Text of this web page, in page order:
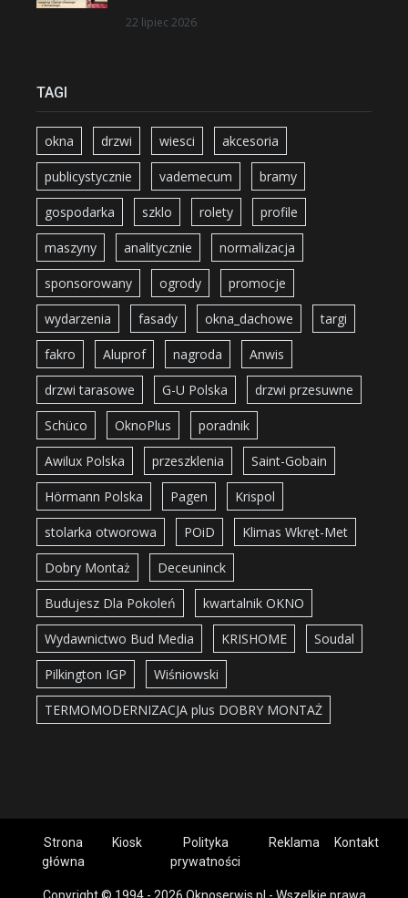
22 lipiec 2026
TAGI
okna drzwi wiesci akcesoria
publicystycznie vademecum bramy
gospodarka szklo rolety profile
maszyny analitycznie normalizacja
sponsorowany ogrody promocje
wydarzenia fasady okna_dachowe targi
fakro Aluprof nagroda Anwis
drzwi tarasowe G-U Polska drzwi przesuwne
Schüco OknoPlus poradnik
Awilux Polska przeszklenia Saint-Gobain
Hörmann Polska Pagen Krispol
stolarka otworowa POiD Klimas Wkręt-Met
Dobry Montaż Deceuninck
Budujesz Dla Pokoleń kwartalnik OKNO
Wydawnictwo Bud Media KRISHOME Soudal
Pilkington IGP Wiśniowski
TERMOMODERNIZACJA plus DOBRY MONTAŻ
Strona
główna
Kiosk
Polityka
prywatności
Reklama Kontakt